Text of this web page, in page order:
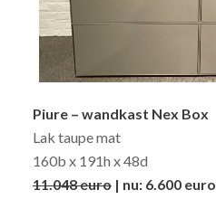
Piure – wandkast Nex Box
Lak taupe mat
160b x 191h x 48d
11.048 euro| nu: 6.600 euro